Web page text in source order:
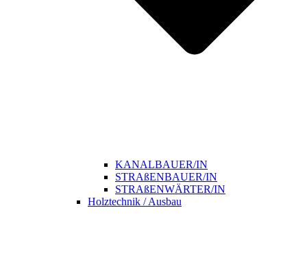
KANALBAUER/IN
STRAßENBAUER/IN
STRAßENWÄRTER/IN
Holztechnik / Ausbau